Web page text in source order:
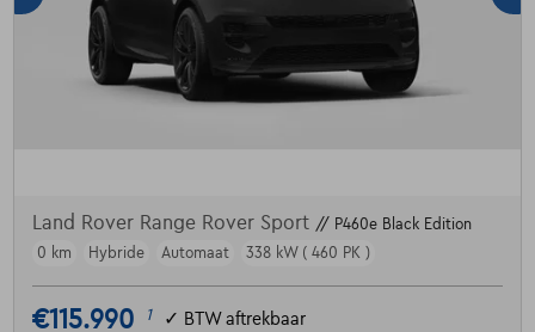
Land Rover Range Rover Sport // P460e Black Edition
0 km
Hybride Automaat 338 kW ( 460 PK )
€115.990 1 ✓ BTW aftrekbaar